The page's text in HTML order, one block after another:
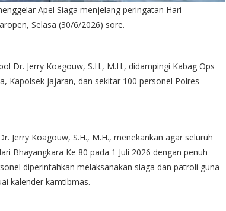
Apel Siaga menjelang peringatan Hari
Selasa (30/6/2026) sore.
Dr. Jerry Koagouw, S.H., M.H., didampingi Kabag Ops
Kapolsek jajaran, dan sekitar 100 personel Polres
Jerry Koagouw, S.H., M.H., menekankan agar seluruh
Bhayangkara Ke 80 pada 1 Juli 2026 dengan penuh
diperintahkan melaksanakan siaga dan patroli guna
kalender kamtibmas.